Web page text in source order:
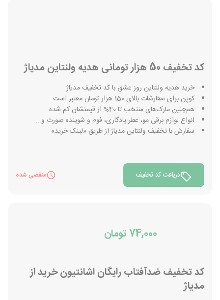
کد تخفیف 50 هزار تومانی هدیه ولنتاین مدیاژ
خرید هدیه ولنتاین روز عشق با کد تخفیف مدیاژ
کوپن برای سفارشات بالای 150 هزار تومان معتبر است
هم‌چنین مارک‌های منتخب تا 40% از قیمتشان کم شده
انواع لوازم برقی مو، عطر یادگاری، فوم و شوینده صورت و...
سفارش با تخفیف ولنتاین مدیاژ از طریق «لینک خرید»
دریافت کد تخفیف منقضی شده
74,000 تومان
کد تخفیف ضدآفتاب رایگان اشانتیون خرید از
مدیاژ